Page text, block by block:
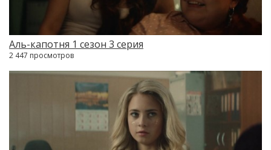
Аль-капотня 1 сезон 3 серия
2 447 просмотров